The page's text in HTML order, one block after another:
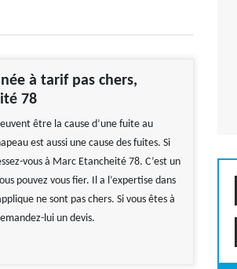
à tarif pas chers,
78
être la cause d’une fuite au
est aussi une cause des fuites. Si
vous à Marc Etancheité 78. C’est un
pouvez vous fier. Il a l’expertise dans
ne sont pas chers. Si vous êtes à
lui un devis.